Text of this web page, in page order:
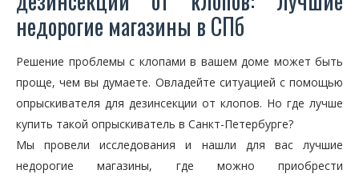
недорогие магазины в СПб
Решение проблемы с клопами в вашем доме может быть
проще, чем вы думаете. Овладейте ситуацией с помощью
опрыскивателя для дезинсекции от клопов. Но где лучше
купить такой опрыскиватель в Санкт-Петербурге?
Мы провели исследования и нашли для вас лучшие
недорогие магазины, где можно приобрести